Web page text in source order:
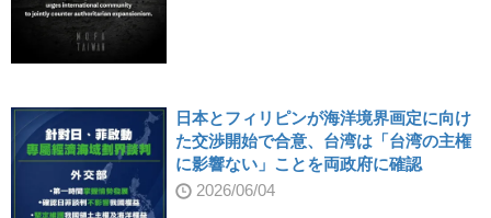
日本とフィリピンが海洋境界画定に向け
た交渉開始で合意、台湾は「台湾の主権
に影響ない」ことを両政府に確認
2026/06/04